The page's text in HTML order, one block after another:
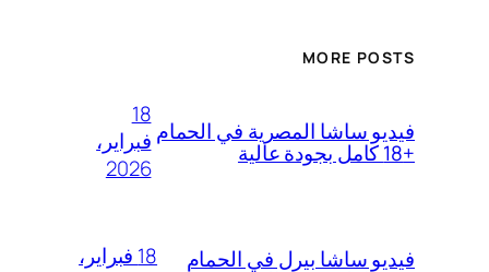
MORE POSTS
فيديو ساشا المصرية في الحمام
+18 كامل بجودة عالية
18
فبراير،
2026
فيديو ساشا بيرل في الحمام
18 فبراير،